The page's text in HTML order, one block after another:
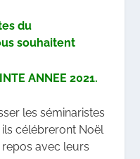
du
souhaitent
ANNEE 2021.
les séminaristes
célébreront Noël
avec leurs